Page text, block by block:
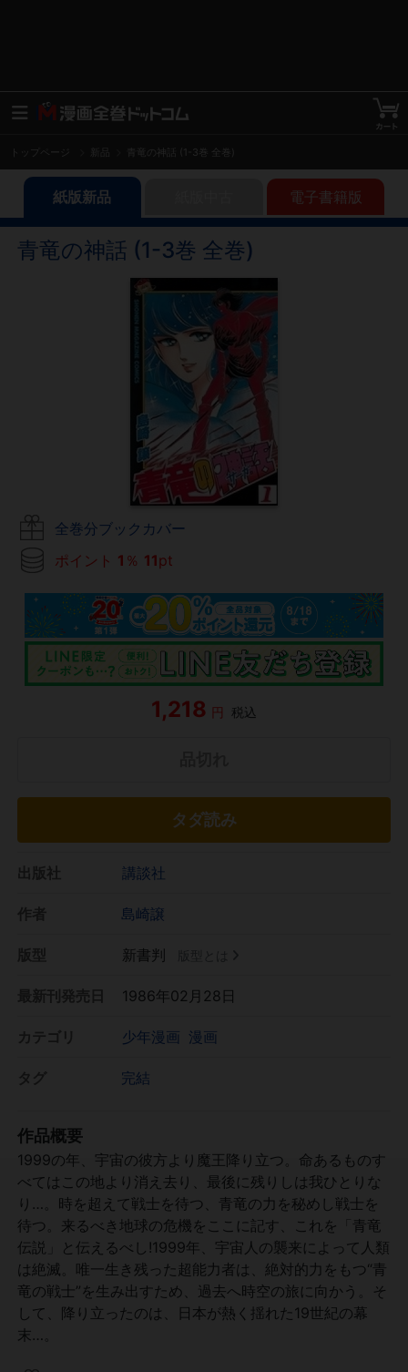
トップページ 青竜の神話 (1-3巻 全巻)
紙版新品 電子書籍版
青竜の神話 (1-3巻 全巻)
全巻分ブックカバー
ポイント 1 ％ 11pt
1,218 円 税込
タダ読み
講談社
島崎譲
新書判
1986年02月28日
少年漫画 漫画
完結
作品概要
1999の年、宇宙の彼方より魔王降り立つ。命あるものす
べてはこの地より消え去り、最後に残りしは我ひとりな
り…。時を超えて戦士を待つ、青竜の力を秘めし戦士を
待つ。来るべき地球の危機をここに記す、これを「青竜
伝説」と伝えるべし!1999年、宇宙人の襲来によって人類
は絶滅。唯一生き残った超能力者は、絶対的力をもつ“青
竜の戦士”を生み出すため、過去へ時空の旅に向かう。そ
して、降り立ったのは、日本が熱く揺れた19世紀の幕
末…。